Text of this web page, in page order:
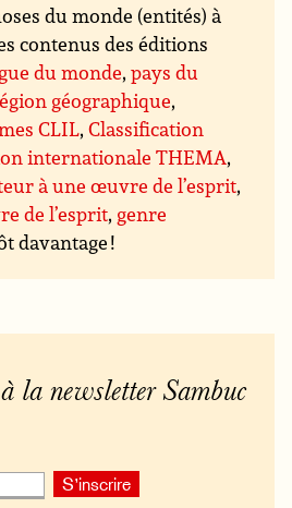
du monde (entités) à
contenus des éditions
du monde,pays du
géographique,
CLIL,Classification
internationale THEMA,
à une œuvre de l’esprit,
de l’esprit, genre
davantage !
la newsletter Sambuc